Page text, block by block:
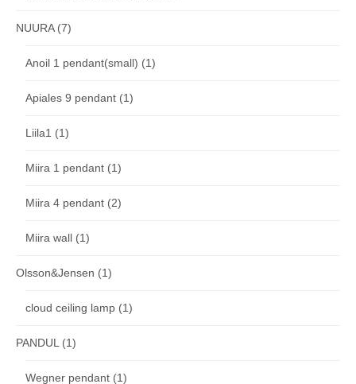
NUURA(7)
Anoil 1 pendant(small) (1)
Apiales 9 pendant (1)
Liila1 (1)
Miira 1 pendant (1)
Miira 4 pendant (2)
Miira wall (1)
Olsson&Jensen (1)
cloud ceiling lamp (1)
PANDUL (1)
Wegner pendant (1)